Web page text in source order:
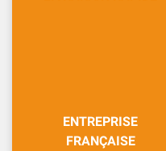
ENTREPRISE
FRANÇAISE